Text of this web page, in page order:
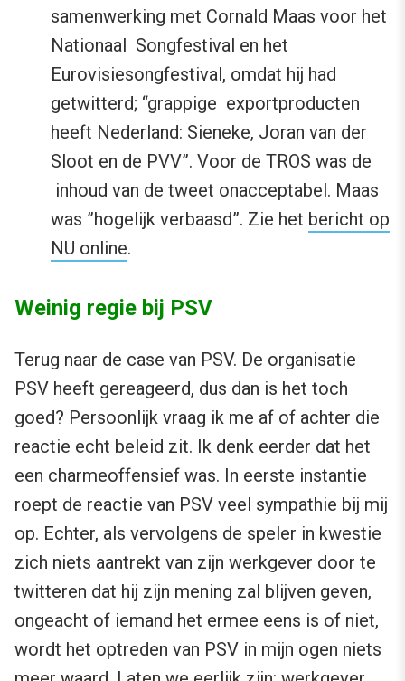
samenwerking met Cornald Maas voor het
Nationaal Songfestival en het
Eurovisiesongfestival, omdat hij had
getwitterd; “grappige exportproducten
heeft Nederland: Sieneke, Joran van der
Sloot en de PVV”. Voor de TROS was de
inhoud van de tweet onacceptabel. Maas
was ”hogelijk verbaasd”. Zie het bericht op
NU online.
Weinig regie bij PSV
Terug naar de case van PSV. De organisatie
PSV heeft gereageerd, dus dan is het toch
goed? Persoonlijk vraag ik me af of achter die
reactie echt beleid zit. Ik denk eerder dat het
een charmeoffensief was. In eerste instantie
roept de reactie van PSV veel sympathie bij mij
op. Echter, als vervolgens de speler in kwestie
zich niets aantrekt van zijn werkgever door te
twitteren dat hij zijn mening zal blijven geven,
ongeacht of iemand het ermee eens is of niet,
wordt het optreden van PSV in mijn ogen niets